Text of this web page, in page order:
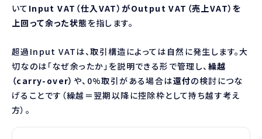
いて Input VAT（仕入VAT）がOutput VAT（売上VAT）を
上回って余った状態を指します。
超過Input VATは、取引構造によっては自然に発生します。大
切なのは「なぜ余ったか」を説明できる形で管理し、 繰越
（carry-over） や、0%取引がある場合は還付の検討につな
げることです（繰越＝翌期以降に控除枠として持ち越す考え
方）。